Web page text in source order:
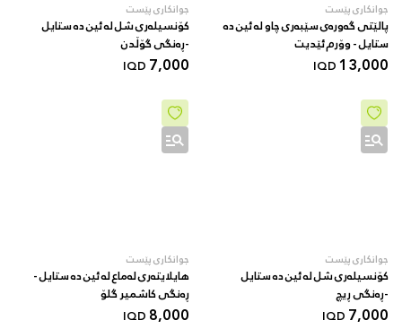
جوانکاری پێست
پالێتی گەورەی سێبەری چاو لە ئین دە
ستایل - وۆرم ئێدیت
13,000
IQD
جوانکاری پێست
کۆنسیلەری شل لە ئین دە ستایل
-ڕەنگی گۆڵدن
7,000
IQD
جوانکاری پێست
کۆنسیلەری شل لە ئین دە ستایل
-ڕەنگی ڕیچ
7,000
IQD
جوانکاری پێست
هایلایتەری لەماع لە ئین دە ستایل -
ڕەنگی کاشمیر گلۆ
8,000
IQD